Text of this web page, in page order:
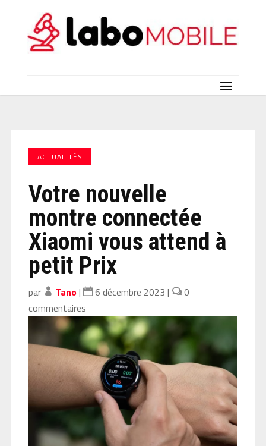
ACTUALITÉS
Votre nouvelle
montre connectée
Xiaomi vous attend à
petit Prix
par Tano| 6 décembre 2023 |
0
commentaires